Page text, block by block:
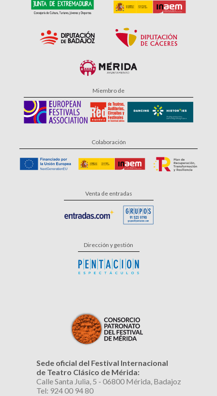
Miembro de
Colaboración
Venta de entradas
Dirección y gestión
Sede oficial del Festival Internacional
de Teatro Clásico de Mérida:
Calle Santa Julia, 5 - 06800 Mérida, Badajoz
Tel: 924 00 94 80